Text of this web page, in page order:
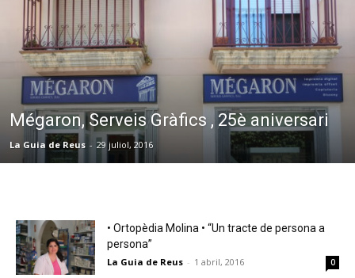
Mégaron, Serveis Gràfics , 25è aniversari
La Guia de Reus - 29 juliol, 2016
• Ortopèdia Molina • “Un tracte de persona a
persona”
La Guia de Reus - 1 abril, 2016 0